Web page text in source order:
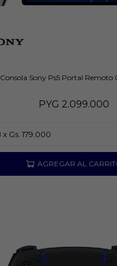
Consola Sony Ps5 Portal Remoto
PYG 2.099.000